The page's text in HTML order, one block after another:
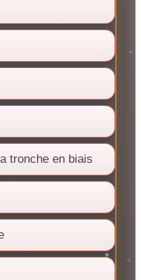
tronche en biais